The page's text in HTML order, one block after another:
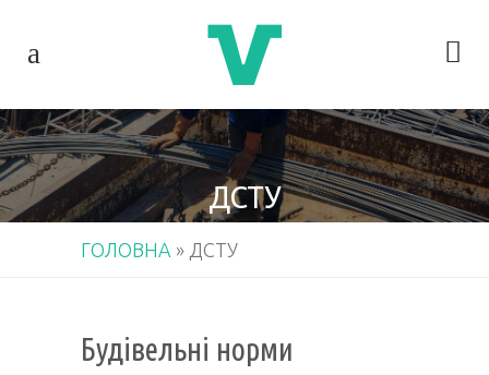
ДСТУ
ГОЛОВНА » ДСТУ
Будівельні норми